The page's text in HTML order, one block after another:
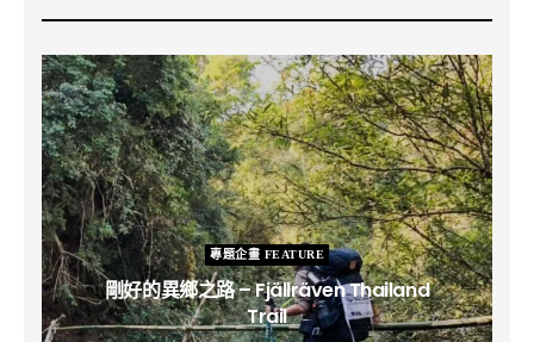
專題企畫 FEATURE
剛好的異鄉之路 – Fjällräven Thailand
Trail